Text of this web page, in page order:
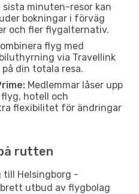
sista minuten-resor kan
bokningar i förväg
och fler flygalternativ.
flyg med
via Travellink
din totala resa.
Medlemmar låser upp
hotell och
flexibilitet för ändringar
rutten
till Helsingborg -
utbud av flygbolag